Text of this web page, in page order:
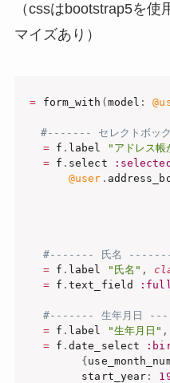
（cssはbootstrap5を
マイズあり）
= form_with ( model :
#------- セレクトボ
= f . label "アドレス帳
= f . select
@user .
#------- 氏名
= f . label "氏名" ,
= f .text_field
#------- 生年月日
= f . label "生年月日" ,
= f .date_select
{
        start_year
: